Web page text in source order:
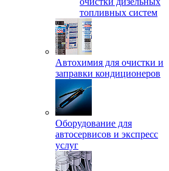
топливных систем
Автохимия для очистки и
заправки кондиционеров
Оборудование для
автосервисов и экспресс
услуг